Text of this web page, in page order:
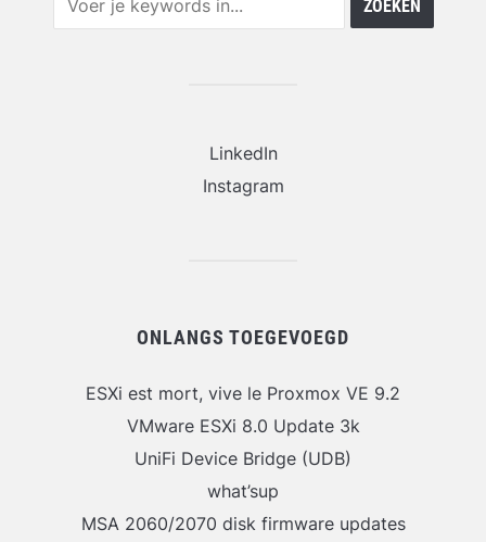
LinkedIn
Instagram
ONLANGS TOEGEVOEGD
ESXi est mort, vive le Proxmox VE 9.2
VMware ESXi 8.0 Update 3k
UniFi Device Bridge (UDB)
what’sup
MSA 2060/2070 disk firmware updates